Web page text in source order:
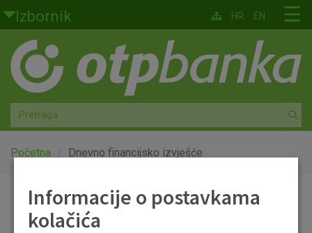
Skoči na glavni sadržaj
Izbornik
Građani
Privatno bankarstvo
Agro
Mala poduzeća i obrtnici
Globalna tržišta
☰
HR EN
Početna Dnevno financijsko izvješće
Dnevno financijsko
Informacije o postavkama
kolačića